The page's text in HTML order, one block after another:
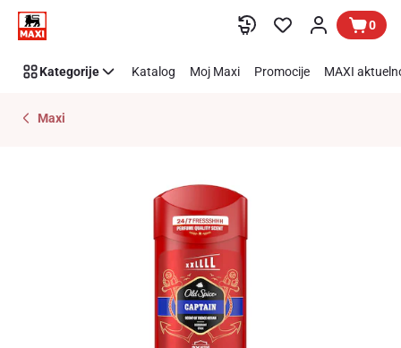
Preskoči link 0
Kategorije Katalog Moj Maxi Promocije MAXI
Maxi